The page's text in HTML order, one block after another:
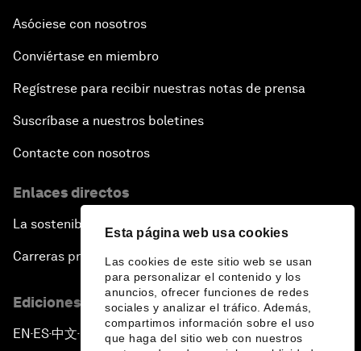
Esta página web usa cookies
Las cookies de este sitio web se usan
para personalizar el contenido y los
anuncios, ofrecer funciones de redes
sociales y analizar el tráfico. Además,
compartimos información sobre el uso
que haga del sitio web con nuestros
Asóciese con nosotros
Conviértase en miembro
Regístrese para recibir nuestras notas de prensa
Suscríbase a nuestros boletines
Contacte con nosotros
Enlaces directos
La sostenibilidad en el Foro
Carreras profesionales
Ediciones en otros idiomas
EN ▪ES▪中文▪ 日本語